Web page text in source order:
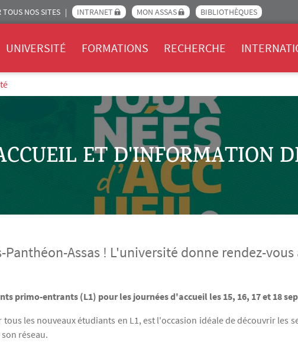
TOUS NOS SITES INTRANET MON ASSAS BIBLIOTHÈQUES
UNIVERSITÉ FORMATIONS RECHERCHE
ET D'INFORMATION
Assas ! L'université donne rendez-
primo-entrants (L1) pour les journées d'accueil les 15, 16, 17 et 18
tous les nouveaux étudiants en L1, est l'occasion idéale de découvrir les
réseau.